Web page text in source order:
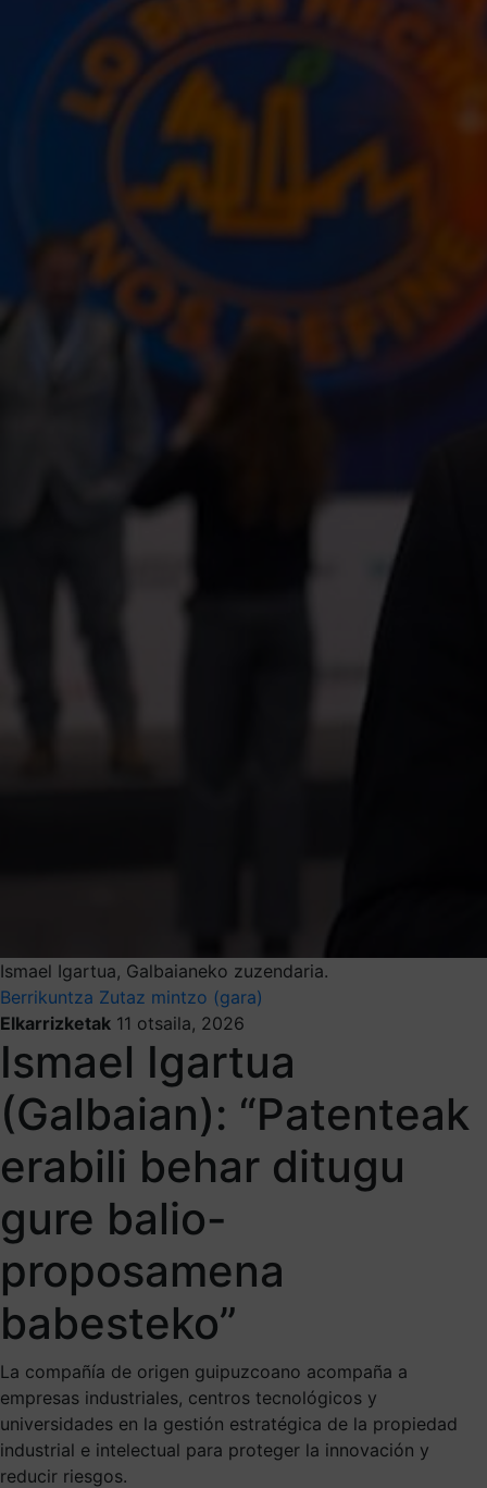
Ismael Igartua, Galbaianeko zuzendaria.
Berrikuntza Zutaz mintzo (gara)
Elkarrizketak 11 otsaila, 2026
Ismael Igartua
(Galbaian): “Patenteak
erabili behar ditugu
gure balio-
proposamena
babesteko”
La compañía de origen guipuzcoano acompaña a
empresas industriales, centros tecnológicos y
universidades en la gestión estratégica de la propiedad
industrial e intelectual para proteger la innovación y
reducir riesgos.